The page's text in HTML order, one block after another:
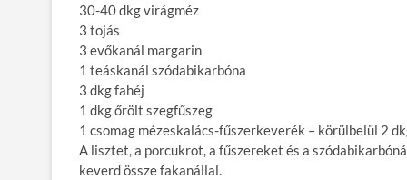
30-40 dkg virágméz
3 tojás
3 evőkanál margarin
1 teáskanál szódabikarbóna
3 dkg fahéj
1 dkg őrölt szegfűszeg
1 csomag mézeskalács-fűszerkeverék – körülbelül 2
A lisztet, a porcukrot, a fűszereket és a
keverd össze fakanállal.